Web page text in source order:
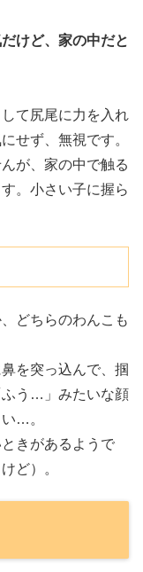
けど、家の中だと
て尻尾に力を入れ
せず、無視です。
が、家の中で触る
。小さい子に握ら
どちらのわんこも
を突っ込んで、掴
ふう…」みたいな顔
…。
きがあるようで
ど）。